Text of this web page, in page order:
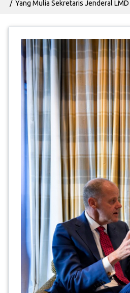
Yang Mulia Sekretaris Jenderal